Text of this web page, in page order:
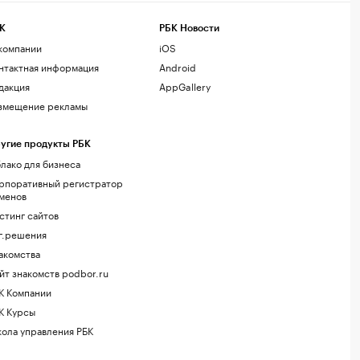
информация
рекламы
продукты РБК
для бизнеса
регистратор
сайтов
знакомств podbor.ru
Компании
Курсы
управления РБК
РБК Новости
iOS
Android
AppGallery